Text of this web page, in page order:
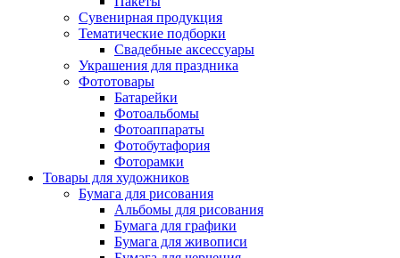
Сувенирная продукция
Тематические подборки
Свадебные аксессуары
Украшения для праздника
Фототовары
Батарейки
Фотоальбомы
Фотоаппараты
Фотобутафория
Фоторамки
Товары для художников
Бумага для рисования
Альбомы для рисования
Бумага для графики
Бумага для живописи